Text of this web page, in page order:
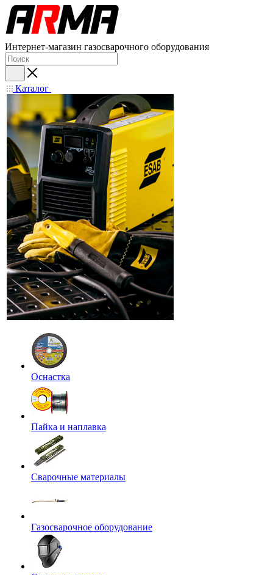
Интернет-магазин газосварочного оборудования
Каталог
Оснастка
Пайка и наплавка
Сварочные материалы
Газосварочное оборудование